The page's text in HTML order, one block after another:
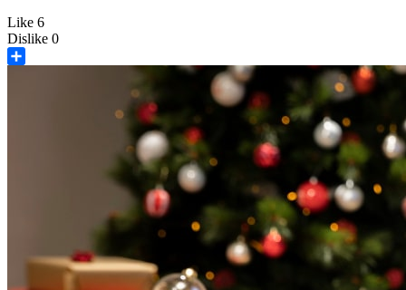
Like 6
Dislike 0